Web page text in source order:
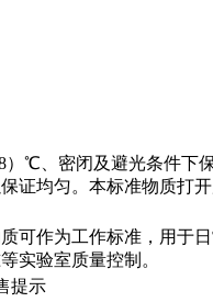
）℃、密闭及避光条件下
证均匀。本标准物质打
可作为工作标准，用于
实验室质量控制。
提示